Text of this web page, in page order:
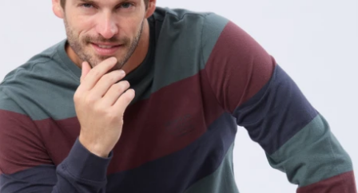
Juntá puntos Friends
Locales
Cómo comprar
Envíos, cambios y devoluciones
Trabaja con nosotros